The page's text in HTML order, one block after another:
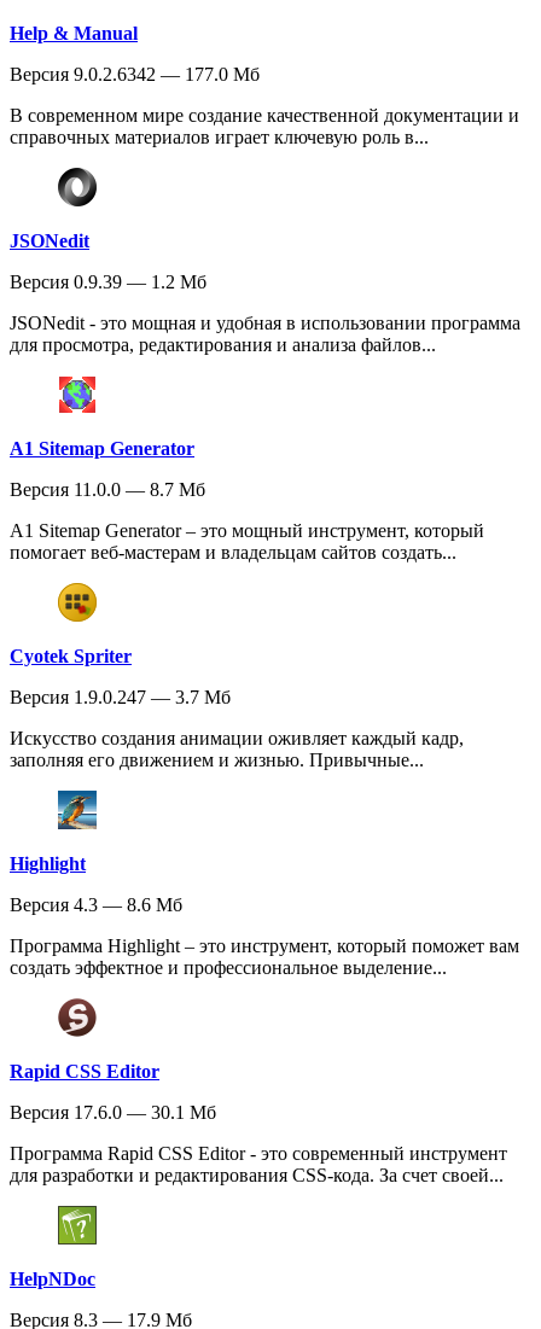
Help & Manual
Версия 9.0.2.6342 — 177.0 Мб
В современном мире создание качественной документации и
справочных материалов играет ключевую роль в...
JSONedit
Версия 0.9.39 — 1.2 Мб
JSONedit - это мощная и удобная в использовании программа
для просмотра, редактирования и анализа файлов...
A1 Sitemap Generator
Версия 11.0.0 — 8.7 Мб
A1 Sitemap Generator – это мощный инструмент, который
помогает веб-мастерам и владельцам сайтов создать...
Cyotek Spriter
Версия 1.9.0.247 — 3.7 Мб
Искусство создания анимации оживляет каждый кадр,
заполняя его движением и жизнью. Привычные...
Highlight
Версия 4.3 — 8.6 Мб
Программа Highlight – это инструмент, который поможет вам
создать эффектное и профессиональное выделение...
Rapid CSS Editor
Версия 17.6.0 — 30.1 Мб
Программа Rapid CSS Editor - это современный инструмент
для разработки и редактирования CSS-кода. За счет своей...
HelpNDoc
Версия 8.3 — 17.9 Мб